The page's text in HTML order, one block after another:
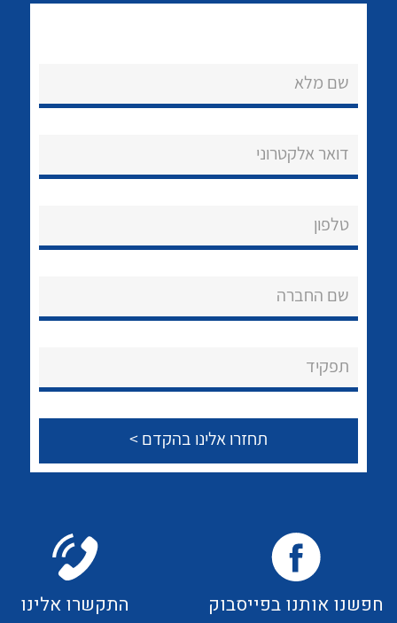
נקודות מכירה
שאלות ותשובות
צור קשר
לכל מוצרי היצרן לכל מוצרי היצרן
שם מלא
דואר אלקטרוני
טלפון
שם החברה
תפקיד
חפשנו אותנו בפייסבוק התקשרו אלינו